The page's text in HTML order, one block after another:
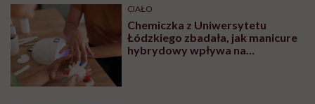
CIAŁO
Chemiczka z Uniwersytetu
Łódzkiego zbadała, jak manicure
hybrydowy wpływa na